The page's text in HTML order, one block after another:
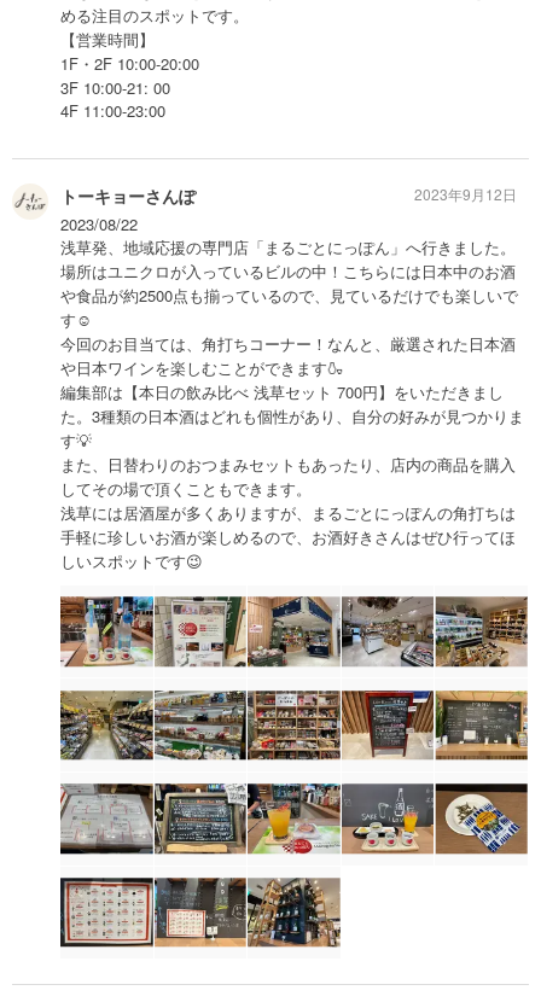
める注目のスポットです。
【営業時間】
1F・2F 10:00-20:00
3F 10:00-21: 00
4F 11:00-23:00
トーキョーさんぽ
2023/08/22
浅草発、地域応援の専門店「まるごとにっぽん」へ行きました。
場所はユニクロが入っているビルの中！こちらには日本中のお酒
や食品が約2500点も揃っているので、見ているだけでも楽しいで
す☺️
今回のお目当ては、角打ちコーナー！なんと、厳選された日本酒
や日本ワインを楽しむことができます🍶
編集部は【本日の飲み比べ 浅草セット 700円】をいただきまし
た。3種類の日本酒はどれも個性があり、自分の好みが見つかりま
す💡
また、日替わりのおつまみセットもあったり、店内の商品を購入
してその場で頂くこともできます。
浅草には居酒屋が多くありますが、まるごとにっぽんの角打ちは
手軽に珍しいお酒が楽しめるので、お酒好きさんはぜひ行ってほ
しいスポットです😉
2023年9月12日